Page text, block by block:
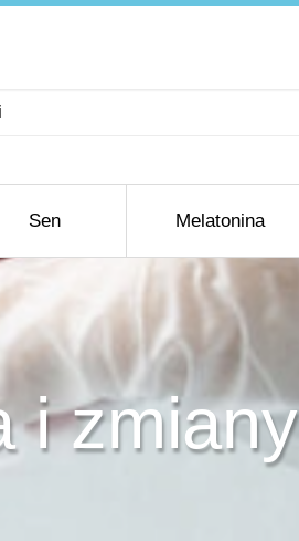
Sen Melatonina
i zmiany